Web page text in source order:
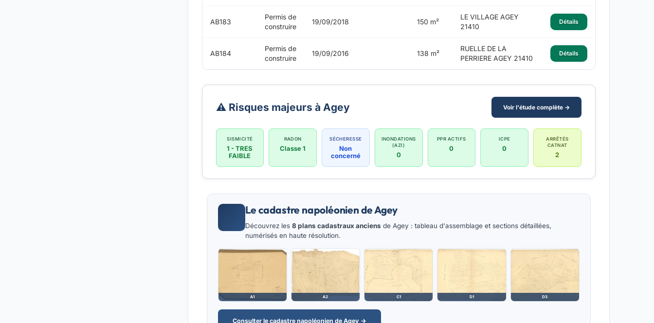
AB183
Permis de
construire
19/09/2018 150 m²
LE VILLAGE AGEY
21410
Détails
AB184
Permis de
construire
19/09/2016 138 m²
RUELLE DE LA
PERRIERE AGEY 21410
Détails
⚠️ Risques majeurs à Agey Voir l'étude complète →
SISMICITÉ
1 - TRES
FAIBLE
RADON
Classe 1
SÉCHERESSE
Non
concerné
INONDATIONS
(AZI)
0
PPR ACTIFS
0
ICPE
0
ARRÊTÉS
CATNAT
2
Le cadastre napoléonien de Agey
Découvrez les 8 plans cadastraux anciens de Agey : tableau d'assemblage et sections détaillées,
numérisés en haute résolution.
A1 A2 C1 D1 D3
Consulter le cadastre napoléonien de Agey →